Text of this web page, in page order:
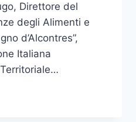
Direttore del
degli Alimenti e
d’Alcontres”,
Italiana